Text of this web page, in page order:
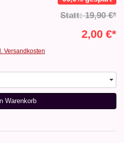
Statt: 19,90 €*
2,00 €*
Versandkosten
Warenkorb